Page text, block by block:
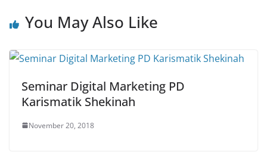
You May Also Like
Seminar Digital Marketing PD
Karismatik Shekinah
November 20, 2018